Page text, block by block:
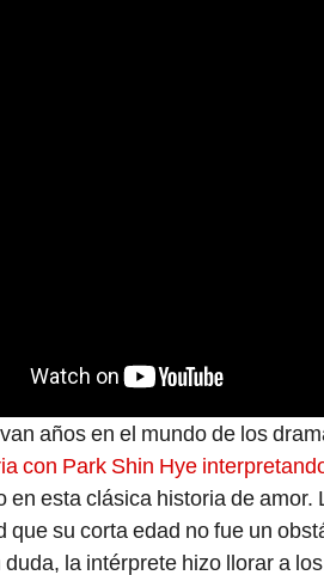
años en el mundo de los
con Park Shin Hye
en esta clásica historia de
que su corta edad no fue un
la intérprete hizo llorar a